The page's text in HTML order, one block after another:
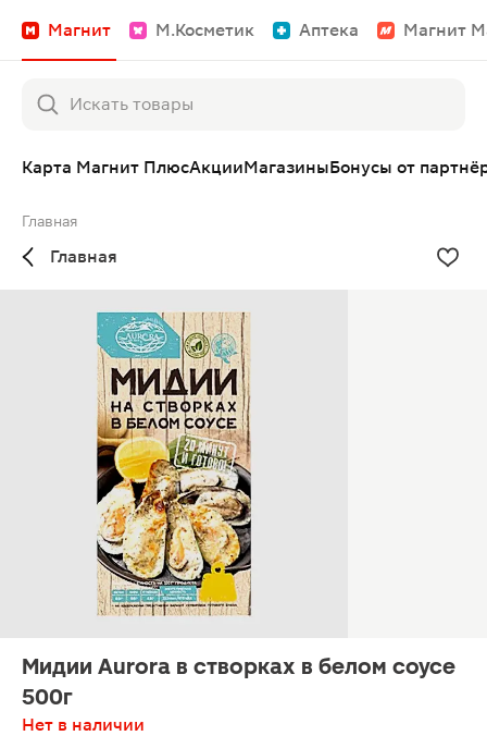
Магнит М.Косметик Аптека Магнит
Карта Магнит ПлюсАкцииМагазиныБонусы от
Главная
Главная
Мидии Aurora в створках в белом соусе
500г
Нет в наличии